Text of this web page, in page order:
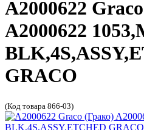
A2000622
A2000622
GRACO
(Код товара 866-03)